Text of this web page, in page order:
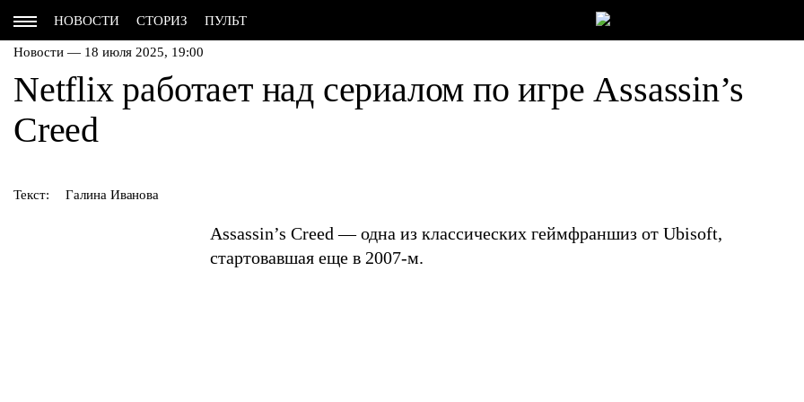
НОВОСТИ СТОРИЗ ПУЛЬТ
Новости — 18 июля 2025, 19:00
Netflix работает над сериалом по игре Assassin’s
Creed
Текст: Галина Иванова
Assassin’s Creed — одна из классических геймфраншиз от Ubisoft,
стартовавшая еще в 2007-м.